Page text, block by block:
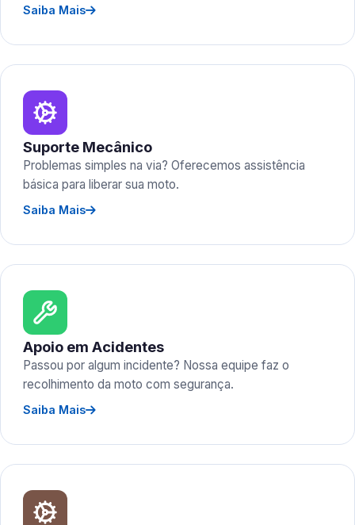
Saiba Mais
Suporte Mecânico
Problemas simples na via? Oferecemos assistência
básica para liberar sua moto.
Saiba Mais
Apoio em Acidentes
Passou por algum incidente? Nossa equipe faz o
recolhimento da moto com segurança.
Saiba Mais